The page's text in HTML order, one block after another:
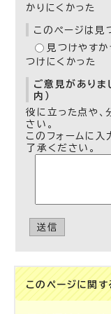
かりにくかった
このページは見
見つけやすか
つけにくかった
ご意見がありま
内）
役に立った点や、
さい。
このフォームに入
了承ください。
送信
このページに関す